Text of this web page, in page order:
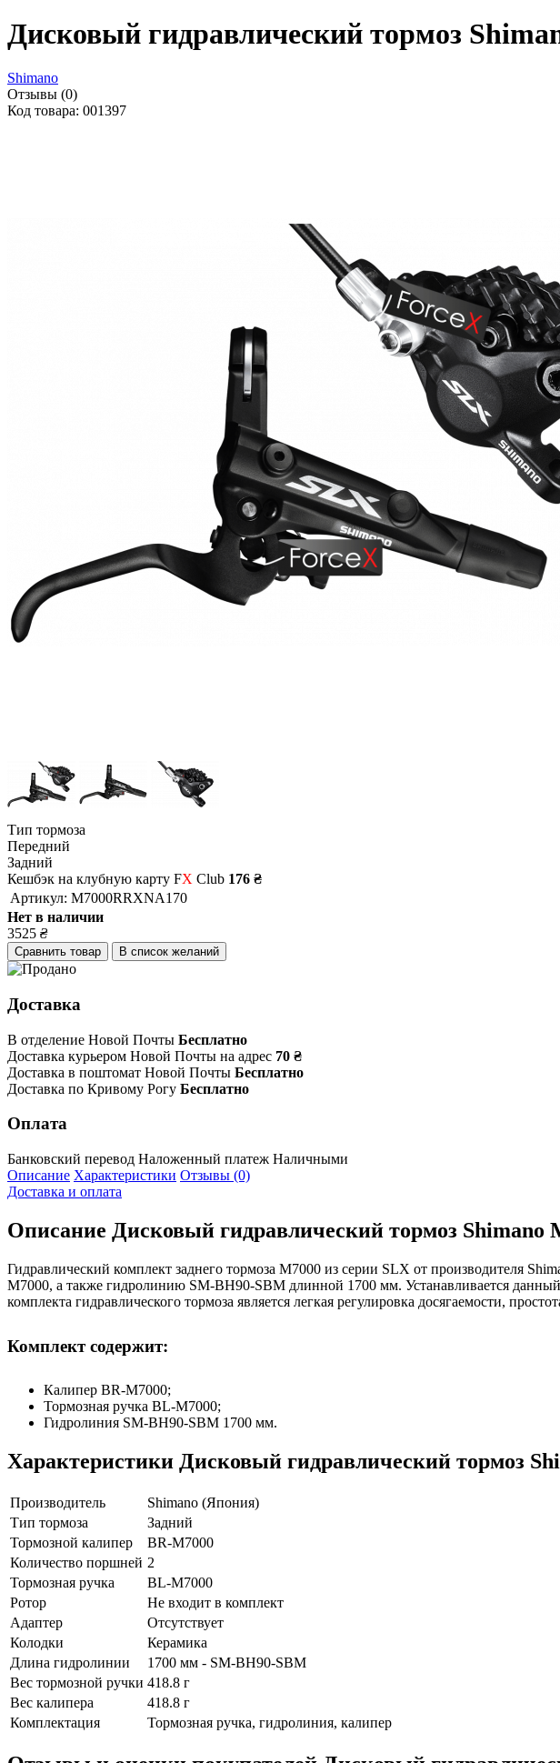
Дисковый гидравлический тормоз
Shimano
Отзывы (0)
Код товара: 001397
Тип тормоза
Передний
Задний
Кешбэк на клубную карту FX Club 176 ₴
Артикул: M7000RRXNA170
Нет в наличии
3525 ₴
Сравнить товар В список желаний
Доставка
В отделение Новой Почты Бесплатно
Доставка курьером Новой Почты на адрес 70 ₴
Доставка в поштомат Новой Почты Бесплатно
Доставка по Кривому Рогу Бесплатно
Оплата
Банковский перевод Наложенный платеж Наличными
Описание Характеристики Отзывы (0)
Доставка и оплата
Описание Дисковый гидравлический тормоз Shimano
Гидравлический комплект заднего тормоза M7000 из серии SLX от производителя
M7000, а также гидролинию SM-BH90-SBM длинной 1700 мм. Устанавливается
комплекта гидравлического тормоза является легкая регулировка досягаемости,
Комплект содержит:
Калипер BR-M7000;
Тормозная ручка BL-M7000;
Гидролиния SM-BH90-SBM 1700 мм.
Характеристики Дисковый гидравлический тормоз
Производитель
Shimano (Япония)
Тип тормоза
Задний
Тормозной калипер
BR-M7000
Количество поршней 2
Тормозная ручка
BL-M7000
Ротор
Не входит в комплект
Адаптер
Отсутствует
Колодки
Керамика
Длина гидролинии
1700 мм - SM-BH90-SBM
Вес тормозной ручки 418.8 г
Вес калипера
418.8 г
Комплектация
Тормозная ручка, гидролиния, калипер